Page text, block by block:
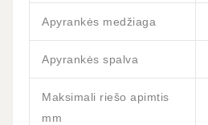
Apyrankės medžiaga
Apyrankės spalva
Maksimali riešo apimtis
mm